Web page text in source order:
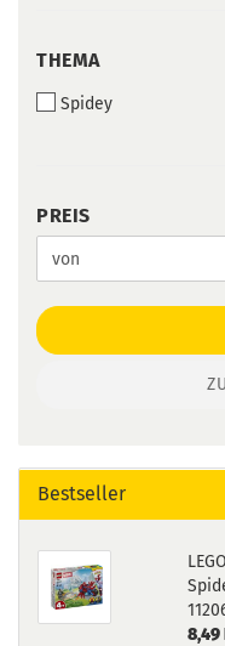
THEMA
THEMA
Spidey
PREIS
PREIS
Preis bis
Bestseller
8,49